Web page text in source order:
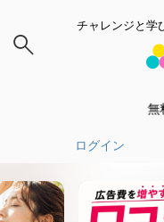
チャレンジと学
無料会
ログイン